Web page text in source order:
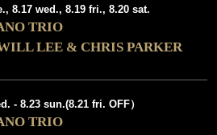
8.17 wed., 8.19 fri., 8.20 sat.
TRIO
LEE & CHRIS PARKER
- 8.23 sun.(8.21 fri. OFF）
TRIO